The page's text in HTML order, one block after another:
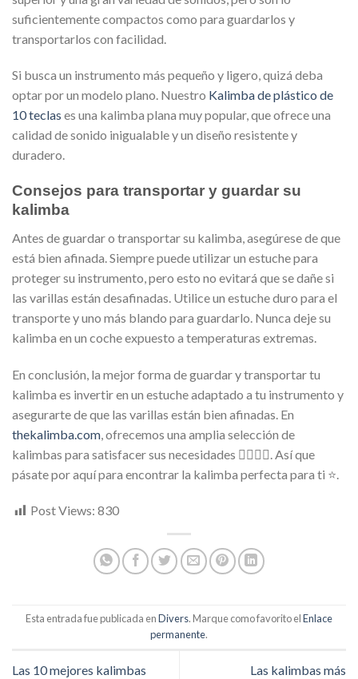
suficientemente compactos como para guardarlos y
transportarlos con facilidad.
Si busca un instrumento más pequeño y ligero, quizá deba
optar por un modelo plano. Nuestro Kalimba de plástico de
10 teclas es una kalimba plana muy popular, que ofrece una
calidad de sonido inigualable y un diseño resistente y
duradero.
Consejos para transportar y guardar su
kalimba
Antes de guardar o transportar su kalimba, asegúrese de que
está bien afinada. Siempre puede utilizar un estuche para
proteger su instrumento, pero esto no evitará que se dañe si
las varillas están desafinadas. Utilice un estuche duro para el
transporte y uno más blando para guardarlo. Nunca deje su
kalimba en un coche expuesto a temperaturas extremas.
En conclusión, la mejor forma de guardar y transportar tu
kalimba es invertir en un estuche adaptado a tu instrumento y
asegurarte de que las varillas están bien afinadas. En
thekalimba.com , ofrecemos una amplia selección de
kalimbas para satisfacer sus necesidades 🙋‍♀️🙋‍♂️. Así que
pásate por aquí para encontrar la kalimba perfecta para ti ⭐.
Post Views: 830
Esta entrada fue publicada enDivers. Marque como favorito elEnlace
permanente.
Las 10 mejores kalimbas Las kalimbas más